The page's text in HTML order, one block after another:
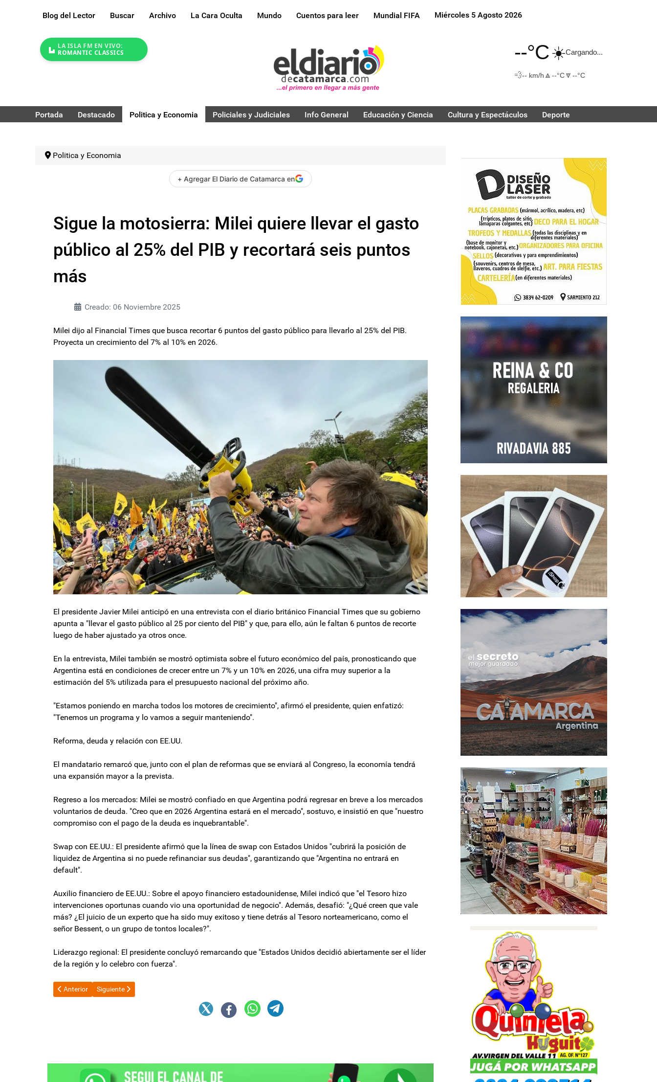
Blog del Lector Buscar Archivo La Cara Oculta Mundo Cuentos para leer Mundial FIFA Miércoles 5 Agosto 2026
LA ISLA FM EN VIVO:
ROMANTIC CLASSICS
--°C☀️Cargando...
💨-- km/h 🔼 --°C🔽 --°C
Portada Destacado Politica y Economia Policiales y Judiciales Info General Educación y Ciencia Cultura y Espectáculos Deporte
Politica y Economia
+ Agregar El Diario de Catamarca en
Sigue la motosierra: Milei quiere llevar el gasto
público al 25% del PIB y recortará seis puntos
más
Creado: 06 Noviembre 2025
Milei dijo al Financial Times que busca recortar 6 puntos del gasto público para llevarlo al 25% del PIB.
Proyecta un crecimiento del 7% al 10% en 2026.
El presidente Javier Milei anticipó en una entrevista con el diario británico Financial Times que su gobierno
apunta a "llevar el gasto público al 25 por ciento del PIB" y que, para ello, aún le faltan 6 puntos de recorte
luego de haber ajustado ya otros once.
En la entrevista, Milei también se mostró optimista sobre el futuro económico del país, pronosticando que
Argentina está en condiciones de crecer entre un 7% y un 10% en 2026, una cifra muy superior a la
estimación del 5% utilizada para el presupuesto nacional del próximo año.
"Estamos poniendo en marcha todos los motores de crecimiento", afirmó el presidente, quien enfatizó:
"Tenemos un programa y lo vamos a seguir manteniendo".
Reforma, deuda y relación con EE.UU.
El mandatario remarcó que, junto con el plan de reformas que se enviará al Congreso, la economía tendrá
una expansión mayor a la prevista.
Regreso a los mercados: Milei se mostró confiado en que Argentina podrá regresar en breve a los mercados
voluntarios de deuda. "Creo que en 2026 Argentina estará en el mercado", sostuvo, e insistió en que "nuestro
compromiso con el pago de la deuda es inquebrantable".
Swap con EE.UU.: El presidente afirmó que la línea de swap con Estados Unidos "cubrirá la posición de
liquidez de Argentina si no puede refinanciar sus deudas", garantizando que "Argentina no entrará en
default".
Auxilio financiero de EE.UU.: Sobre el apoyo financiero estadounidense, Milei indicó que "el Tesoro hizo
intervenciones oportunas cuando vio una oportunidad de negocio". Además, desafió: "¿Qué creen que vale
más? ¿El juicio de un experto que ha sido muy exitoso y tiene detrás al Tesoro norteamericano, como el
señor Bessent, o un grupo de tontos locales?".
Liderazgo regional: El presidente concluyó remarcando que "Estados Unidos decidió abiertamente ser el líder
de la región y lo celebro con fuerza".
Artículo anterior: El 41% de los argentinos siente que vive peor que sus padres y el 63% ya resignó consumos
Anterior Artículo siguiente: Sandra Pettovello activó una ayuda del Estado para conseguir trabajo
Siguiente